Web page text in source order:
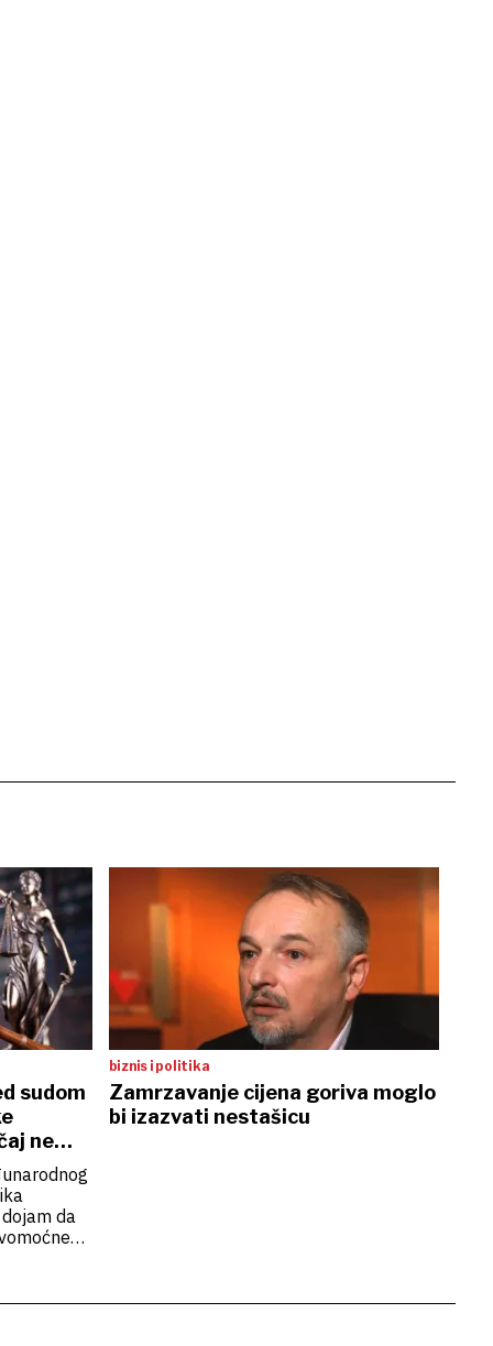
sudom
ne
da
osim
biznis i politika
Zamrzavanje cijena goriva moglo
bi izazvati nestašicu